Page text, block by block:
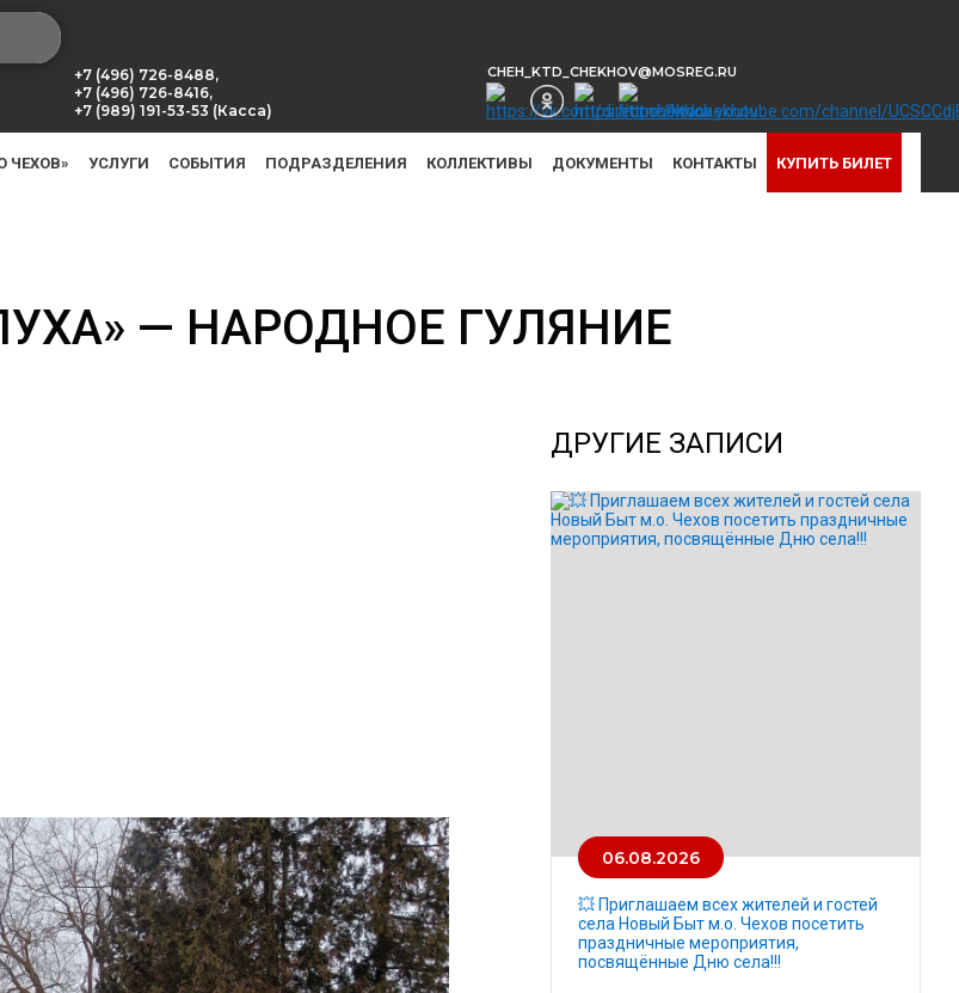
+7 (496) 726-8488,
+7 (496) 726-8416,
+7 (989) 191-53-53 (Касса)
CHEH_KTD_CHEKHOV@MOSREG.RU
ЧЕХОВ» УСЛУГИ СОБЫТИЯ ПОДРАЗДЕЛЕНИЯ КОЛЛЕКТИВЫ ДОКУМЕНТЫ КОНТАКТЫ КУПИТЬ БИЛЕТ
— НАРОДНОЕ ГУЛЯНИЕ
ДРУГИЕ ЗАПИСИ
06.08.2026
💥 Приглашаем всех жителей и гостей
села Новый Быт м.о. Чехов посетить
праздничные мероприятия,
посвящённые Дню села!!!